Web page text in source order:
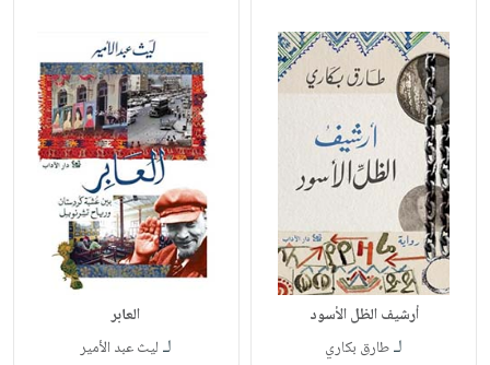
أرشيف الظل الأسود
لـطارق بكاري
العابر
لـ ليث عبد الأمير